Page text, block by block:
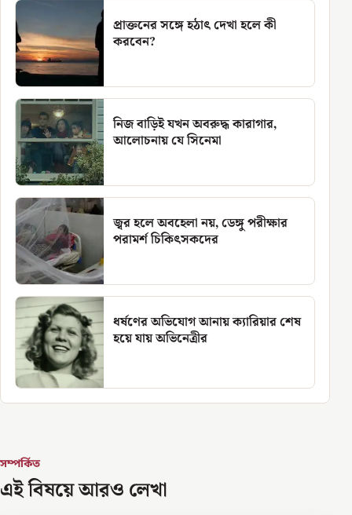
প্রাক্তনের সঙ্গে হঠাৎ দেখা হলে কী
করবেন?
নিজ বাড়িই যখন অবরুদ্ধ কারাগার,
আলোচনায় যে সিনেমা
জ্বর হলে অবহেলা নয়, ডেঙ্গু পরীক্ষার
পরামর্শ চিকিৎসকদের
ধর্ষণের অভিযোগ আনায় ক্যারিয়ার শেষ
হয়ে যায় অভিনেত্রীর
সম্পর্কিত
এই বিষয়ে আরও লেখা